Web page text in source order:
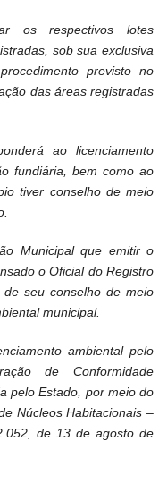
os respectivos lotes
sob sua exclusiva
previsto no
das áreas registradas
ao licenciamento
fundiária, bem como ao
tiver conselho de meio
Municipal que emitir o
o Oficial do Registro
seu conselho de meio
municipal.
ambiental pelo
de Conformidade
pelo Estado, por meio do
Núcleos Habitacionais –
de 13 de agosto de